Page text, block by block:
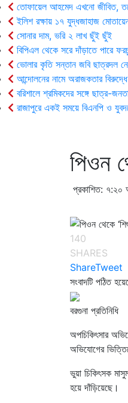
তোফায়েল আহমেদ এখনো জীবিত,
ইলিশ রক্ষায় ১৭ যুদ্ধজাহাজ
সোনার দাম, ভরি ২ লাখ ছুঁই ছুঁই
বিপিএল থেকে সরে দাঁড়াতে পারে
ভোলার কৃ‌তি সন্তান জবি ছাত্রদল
আন্দোলনের নামে অরাজকতার বিরুদ্ধে
বরিশালে শ্রমিকদের সঙ্গে ছাত্র-
রাজাপুরে একই সময়ে বিএনপি ও
পিওন
প্রকাশিত: ৭:২০
140
SHARES
ShareTweet
সংবাদটি পঠিত
বরগুনা প্রতিনিধি
অপচিকিৎসার
অভিযোগের
ভুয়া চিকিৎসক
হয়ে দাঁড়িয়েছে।